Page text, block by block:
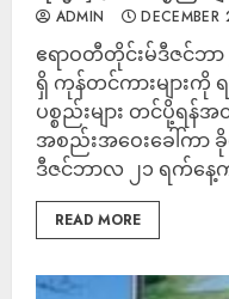
ADMIN
ဧရာဝတီတိုင်းမ်ဒီဇင်ဘ
ရှိ ကုန်တင်ကားများကို
ပစ္စည်းများ တင်ပို့ရ
အစည်းအဝေးခေါ်ကာ
ဒီဇင်ဘာလ ၂၁ ရက်နေ့
READ MORE